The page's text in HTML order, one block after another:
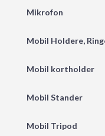
Mikrofon
Mobil Holdere,
Mobil kortholder
Mobil Stander
Mobil Tripod